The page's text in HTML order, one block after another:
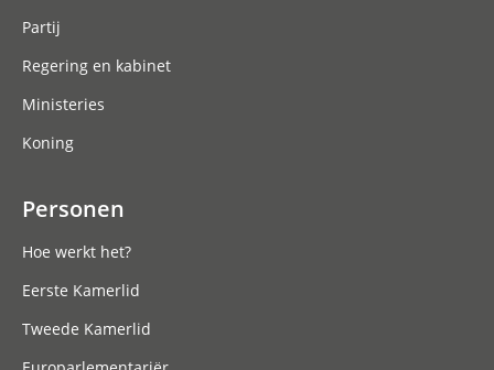
Partij
Regering en kabinet
Ministeries
Koning
Personen
Hoe werkt het?
Eerste Kamerlid
Tweede Kamerlid